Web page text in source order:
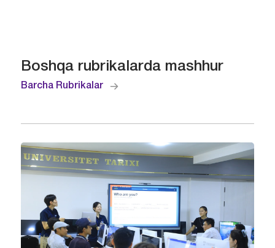
Boshqa rubrikalarda mashhur
Barcha Rubrikalar